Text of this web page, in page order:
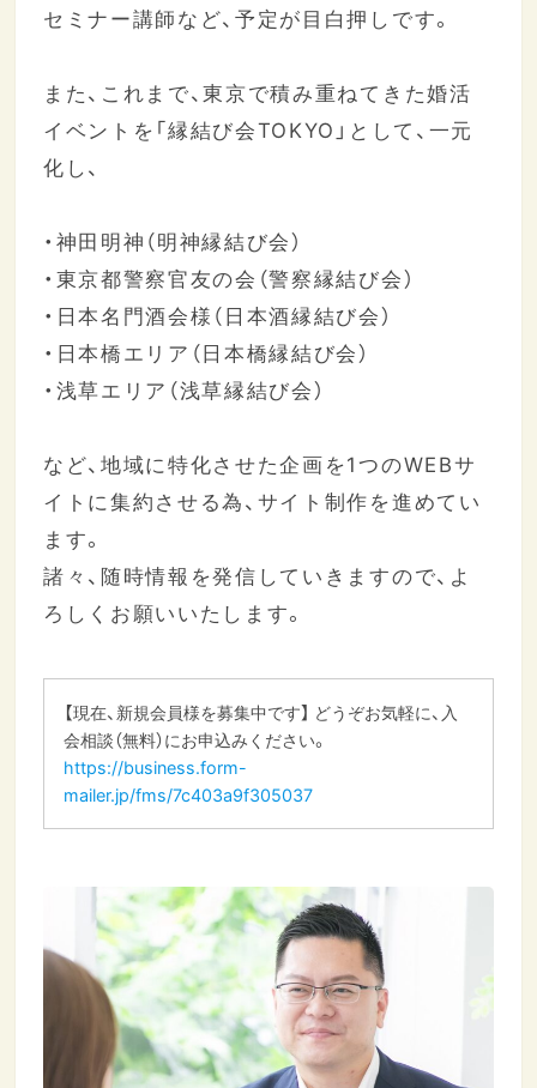
セミナー講師など、予定が目白押しです。
また、これまで、東京で積み重ねてきた婚活
イベントを「縁結び会TOKYO」として、一元
化し、
・神田明神（明神縁結び会）
・東京都警察官友の会（警察縁結び会）
・日本名門酒会様（日本酒縁結び会）
・日本橋エリア（日本橋縁結び会）
・浅草エリア（浅草縁結び会）
など、地域に特化させた企画を1つのWEBサ
イトに集約させる為、サイト制作を進めてい
ます。
諸々、随時情報を発信していきますので、よ
ろしくお願いいたします。
【現在、新規会員様を募集中です】 どうぞお気軽に、入
会相談（無料）にお申込みください。
https://business.form-
mailer.jp/fms/7c403a9f305037